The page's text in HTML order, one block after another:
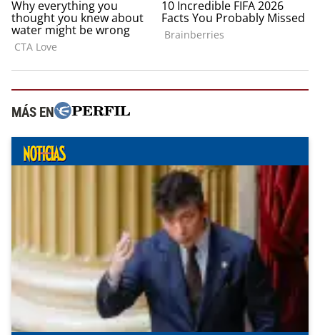
MÁS EN